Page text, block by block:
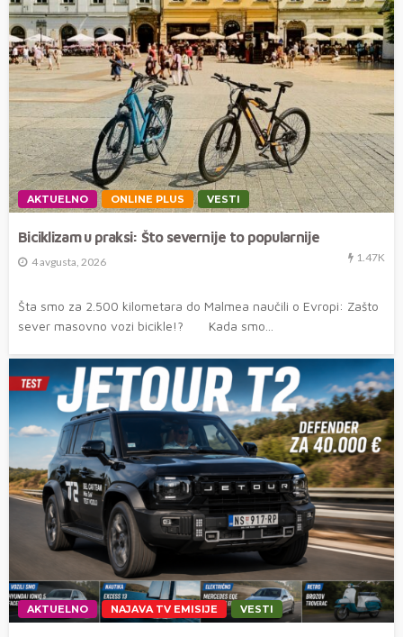
AKTUELNO ONLINE PLUS VESTI
Biciklizam u praksi: Što severnije to popularnije
4 avgusta, 2026 1.47K
Šta smo za 2.500 kilometara do Malmea naučili o Evropi: Zašto
sever masovno vozi bicikle!? Kada smo...
AKTUELNO NAJAVA TV EMISIJE VESTI